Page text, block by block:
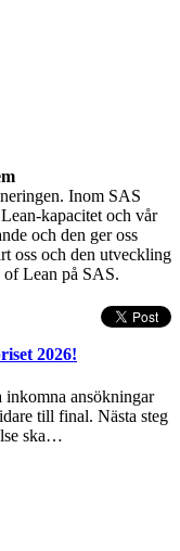
Inom SAS
kapacitet och vår
och den ger oss
oss och den utveckling
of Lean på SAS.
2026!
inkomna ansökningar
till final. Nästa steg
ska…